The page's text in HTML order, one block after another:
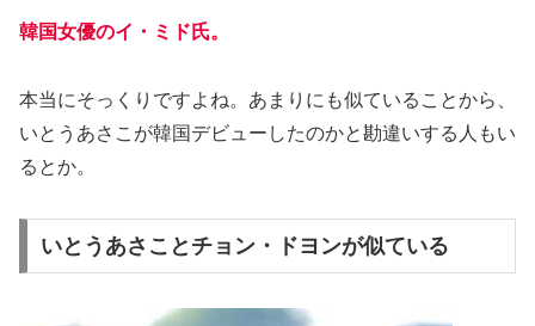
韓国女優のイ・ミド氏。
本当にそっくりですよね。あまりにも似ていることから、
いとうあさこが韓国デビューしたのかと勘違いする人もい
るとか。
いとうあさことチョン・ドヨンが似ている